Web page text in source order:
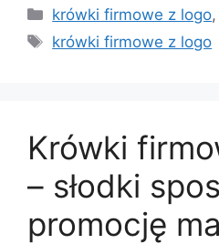
Kategorie
krówki firmowe z logo,
Tagi
krówki firmowe z logo
Krówki
– słodki
promocję